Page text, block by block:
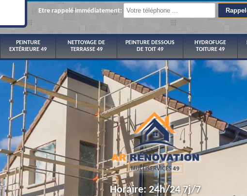
Etre rappelé immédiatement:
PEINTURE
EXTÉRIEURE 49
NETTOYAGE DE
TERRASSE 49
PEINTURE DESSOUS
DE TOIT 49
HYDROFUGE
TOITURE 49
Horaire: 24h/24 7j/7